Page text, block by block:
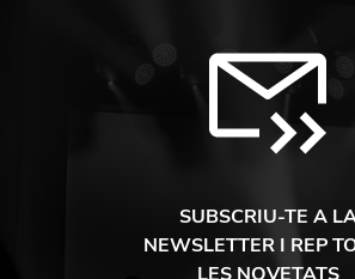
SUBSCRIU-TE A
NEWSLETTER I REP